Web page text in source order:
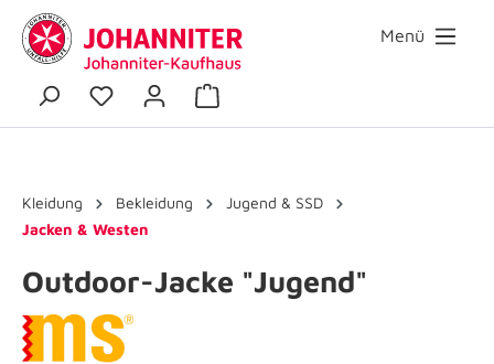
Menü
Kleidung Bekleidung
Jugend & SSD
Jacken & Westen
Outdoor-Jacke "Jugend"